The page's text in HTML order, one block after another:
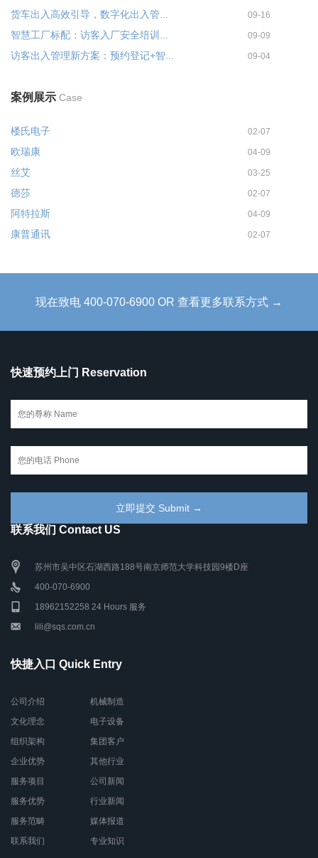
货车出入高效引导，数字化出入管... 09-16
智慧工厂标配：访客入厂安全培训... 09-09
访客出入管理新方案：预约登记+智... 09-04
案例展示 Case
楼氏电子 02-07
欧瑞康 04-09
丝艾 03-25
德莎 02-07
阿特拉斯 04-09
康普通讯 02-07
现在致电 400-070-6900 OR 查看更多联系方式 →
快速预约上门 Reservation
联系我们 Contact US
苏州市吴中区石湖西路188号南京师范大学科技园9楼D座
400-070-6900
18962152258 24 Hours 服务
lili@sqs.com.cn
快捷入口 Quick Entry
公司介绍
文化理念
组织架构
企业优势
服务项目
服务优势
服务范畴
联系我们
机械制造
电子设备
集团客户
其他行业
公司新闻
行业新闻
媒体报道
专业知识